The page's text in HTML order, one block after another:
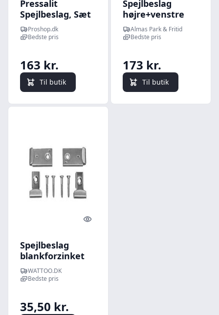
Pressalit
Spejlbeslag, Sæt
á 4 stk., rustfri
stål
Proshop.dk
Bedste pris
163 kr.
Til butik
Spejlbeslag
højre+venstre
Almas Park & Fritid
Bedste pris
173 kr.
Til butik
Quick look
Spejlbeslag
blankforzinket
WATTOO.DK
Bedste pris
35,50 kr.